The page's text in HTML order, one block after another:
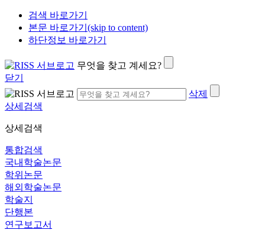
검색 바로가기
본문 바로가기(skip to content)
하단정보 바로가기
무엇을 찾고 계세요?
닫기
삭제
상세검색
상세검색
통합검색
국내학술논문
학위논문
해외학술논문
학술지
단행본
연구보고서